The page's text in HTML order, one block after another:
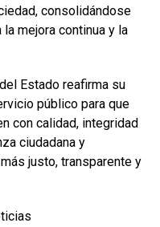
consolidándose
mejora continua y la
Estado reafirma su
público para que
con calidad, integridad
ciudadana y
justo, transparente y